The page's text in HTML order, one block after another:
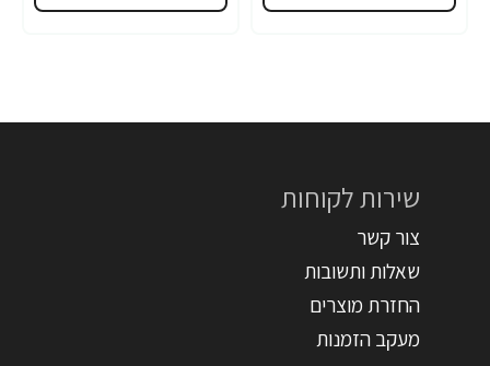
שירות לקוחות
צור קשר
שאלות ותשובות
החזרת מוצרים
מעקב הזמנות